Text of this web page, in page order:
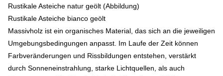
Rustikale Asteiche natur geölt (Abbildung)
Rustikale Asteiche bianco geölt
Massivholz ist ein organisches Material, das sich an die jeweiligen
Umgebungsbedingungen anpasst. Im Laufe der Zeit können
Farbveränderungen und Rissbildungen entstehen, verstärkt
durch Sonneneinstrahlung, starke Lichtquellen, als auch